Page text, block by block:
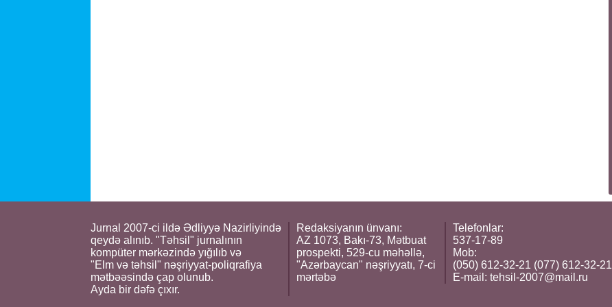
Jurnal 2007-ci ildə Ədliyyə Nazirliyində
qeydə alınıb. "Təhsil" jurnalının
kompüter mərkəzində yığılıb və
"Elm və təhsil" nəşriyyat-poliqrafiya
mətbəəsində çap olunub.
Ayda bir dəfə çıxır.
Redaksiyanın ünvanı:
AZ 1073, Bakı-73, Mətbuat
prospekti, 529-cu məhəllə,
"Azərbaycan" nəşriyyatı, 7-ci
mərtəbə
Telefonlar:
537-17-89
Mob:
(050) 612-32-21 (077) 612-32-21
E-mail: tehsil-2007@mail.ru